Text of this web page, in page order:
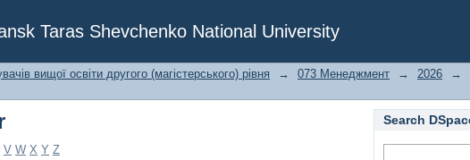
Taras Shevchenko National University
вищої освіти другого (магістерського) рівня → 073 Менеджмент → 2026 →
V W X Y Z
Search